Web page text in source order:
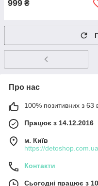
999 ₴
Про нас
100% позитивних з 63
Працює з 14.12.2016
м. Київ
https://
Контакти
Сьогодні працює з